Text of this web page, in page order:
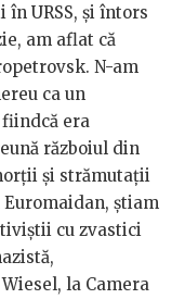
URSS, și întors
am aflat că
N-am
ca un
era
războiul din
și strămutații
știam
cu zvastici
la Camera